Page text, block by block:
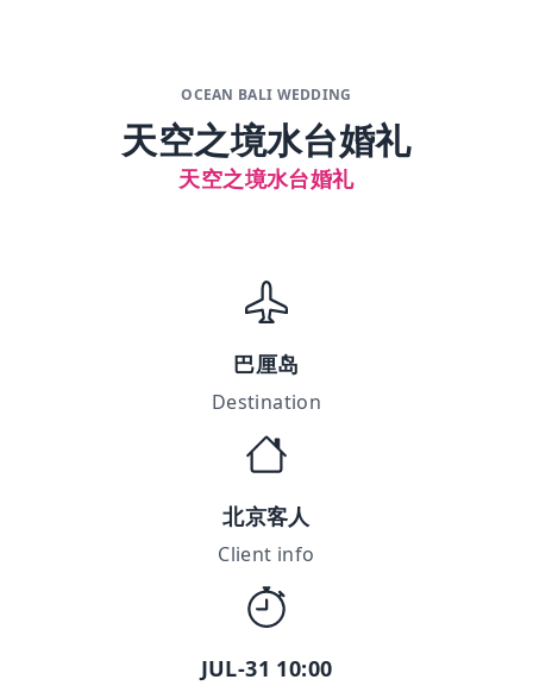
OCEAN BALI WEDDING
天空之境水台婚礼
天空之境水台婚礼
巴厘岛
Destination
北京客人
Client info
JUL-31 10:00